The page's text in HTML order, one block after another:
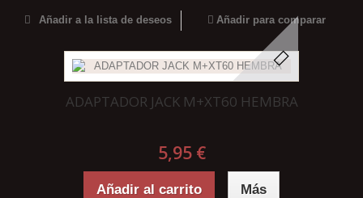
Añadir a la lista de deseos Añadir para comparar
ADAPTADOR JACK M+XT60 HEMBRA
5,95 €
Añadir al carrito Más